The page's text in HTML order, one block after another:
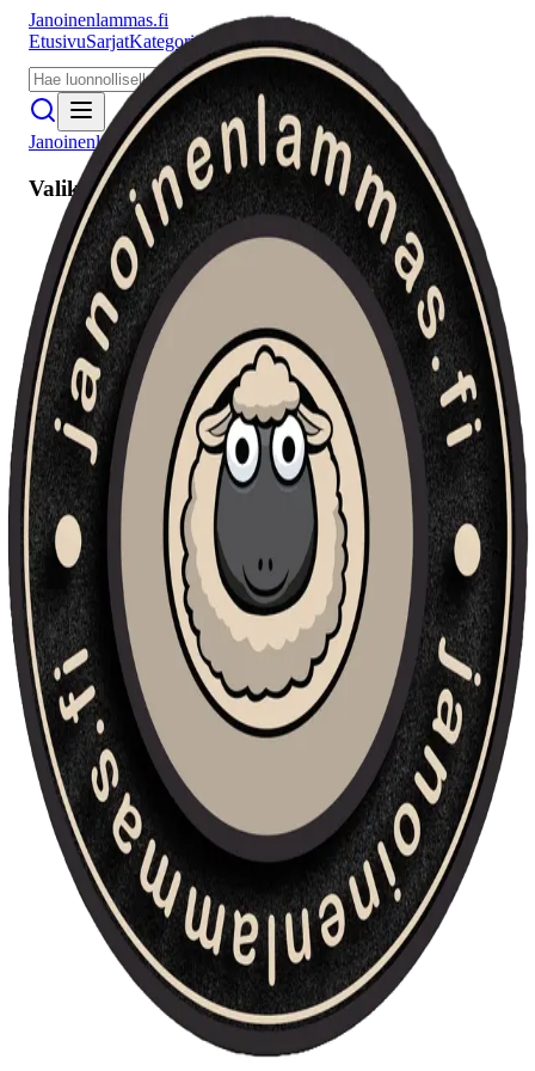
Janoinenlammas.fi
EtusivuSarjatKategoriat PuhujatMeistä
Janoinenlammas.fi
Valikko
Etusivu
Sarjat
Kategoriat
Puhujat
Haku
Tietosuojaseloste
Seuraa meitä
Facebook Instagram
YouTube
© 2026 Janoinenlammas.fi. Kaikki oikeudet pidätetään.